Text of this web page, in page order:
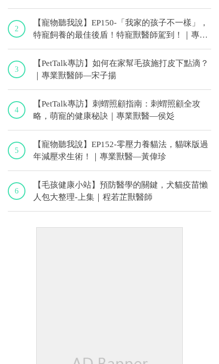
2
【寵物聽我說】EP150-「我家的孩子不一樣」，
特寵飼養的最佳後盾！特寵獸醫師駕到！｜專業
獸醫—侯彣
3
【PetTalk專訪】如何在家幫毛孩施打皮下點滴？
｜專業獸醫師—宋子揚
4
【PetTalk專訪】刺蝟照顧指南：刺蝟照顧全攻
略，萌寵的健康秘訣｜專業獸醫—侯彣
5
【寵物聽我說】EP152-零壓力養貓法，貓咪版過
年減壓求生術！｜專業獸醫—黃偉珍
6
【毛孩健康小站】預防醫學的關鍵，犬貓疫苗懶
人包大整理-上集｜程若芷獸醫師